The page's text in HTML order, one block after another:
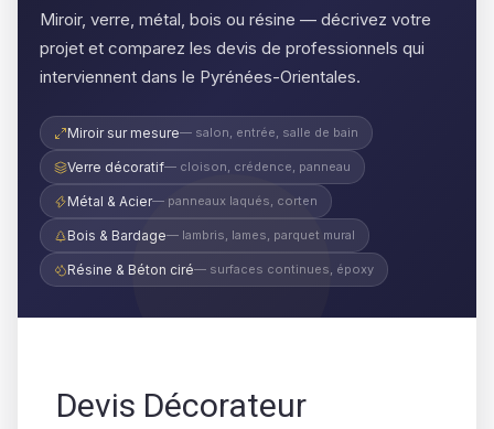
Miroir, verre, métal, bois ou résine — décrivez votre
projet et comparez les devis de professionnels qui
interviennent dans le Pyrénées-Orientales.
Miroir sur mesure— salon, entrée, salle de bain
Verre décoratif— cloison, crédence, panneau
Métal & Acier— panneaux laqués, corten
Bois & Bardage— lambris, lames, parquet mural
Résine & Béton ciré— surfaces continues, époxy
Devis Décorateur